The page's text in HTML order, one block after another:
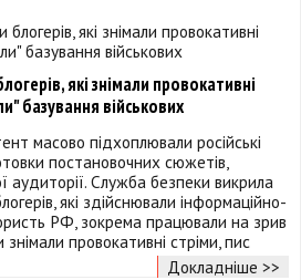
які знімали провокативні
базування військових
масово підхоплювали російські
постановочних сюжетів,
аудиторії. Служба безпеки викрила
які здійснювали інформаційно-
РФ, зокрема працювали на зрив
знімали провокативні стріми, пис
Докладніше >>